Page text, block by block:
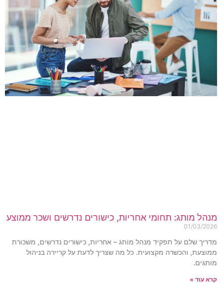
מותג: תחומי אחריות, כישורים נדרשים ושכר ממוצע
01/03/
שלם על תפקיד מנהל מותג – אחריות, כישורים נדרשים, משכורת
והכשרה מקצועית. כל מה שצריך לדעת על קריירה בניהול
עוד »